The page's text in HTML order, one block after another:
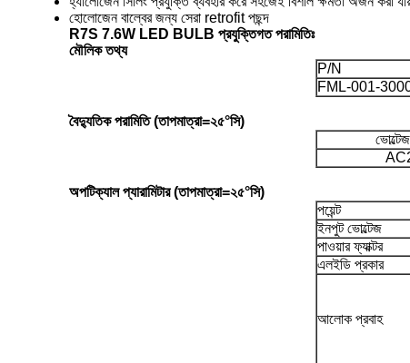
হোলোজেন বাল্বের জন্য সেরা retrofit পছন্দ
R7S 7.6W LED BULB প্রযুক্তিগত পরামিতিঃ
মৌলিক তথ্য
P/N
FML-001-
বৈদ্যুতিক পরামিতি (তাপমাত্রা=২৫°সি)
অপটিক্যাল প্যারামিটার (তাপমাত্রা=২৫°সি)
পয়েন্ট
ইনপুট ভোল্টেজ
পাওয়ার ফ্যাক্টর
এলইডি প্রকার
আলোক প্রবাহ